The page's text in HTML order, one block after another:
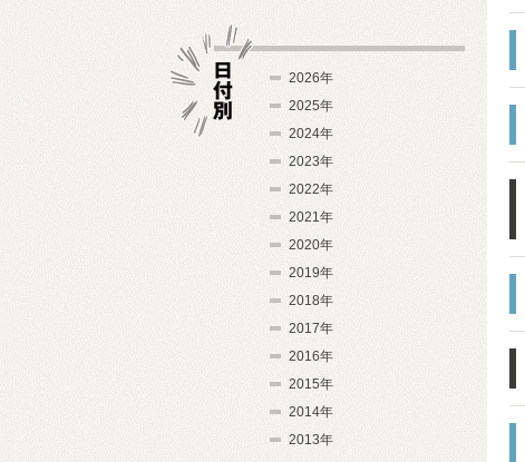
2026年
2025年
2024年
2023年
2022年
2021年
2020年
2019年
2018年
2017年
2016年
2015年
2014年
2013年